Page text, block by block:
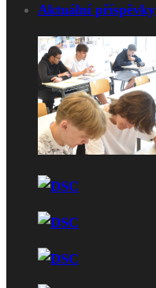
Aktuální příspěvky